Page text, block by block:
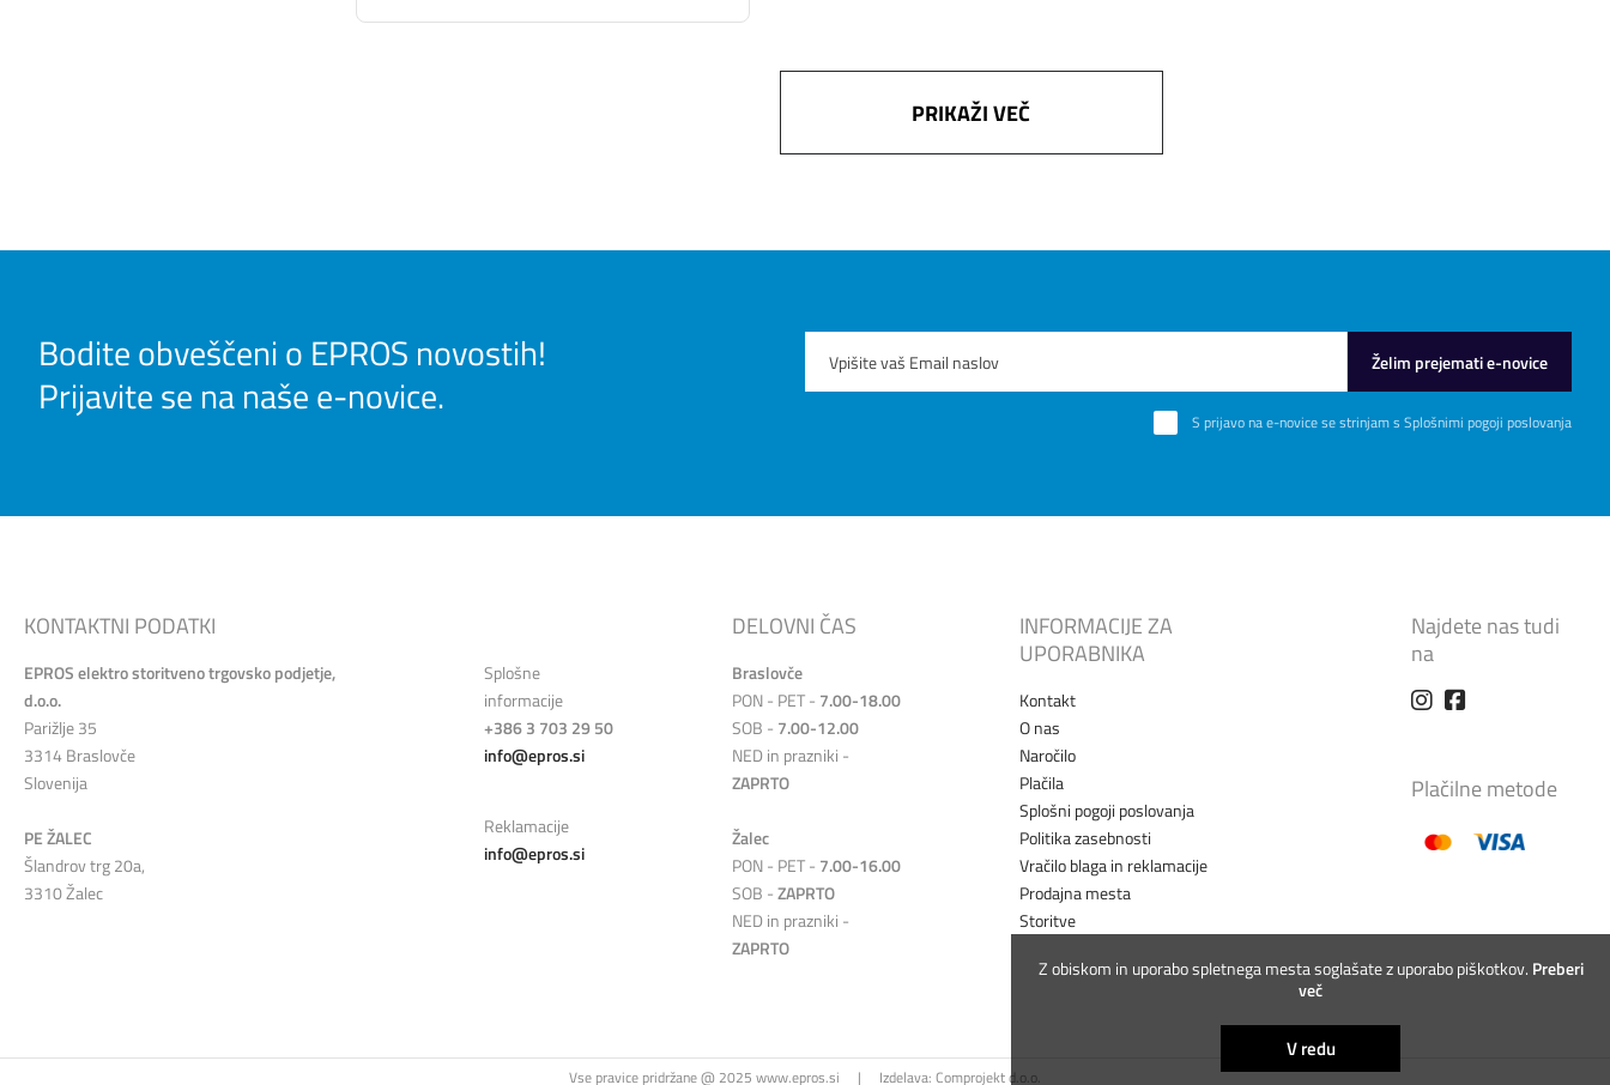
PRIKAŽI VEČ
Bodite obveščeni o EPROS novostih!
Prijavite se na naše e-novice.
Želim prejemati e-novice
S prijavo na e-novice se strinjam s Splošnimi pogoji poslovanja
KONTAKTNI PODATKI
EPROS elektro storitveno trgovsko podjetje,
d.o.o.
Parižlje 35
3314 Braslovče
Slovenija
PE ŽALEC
Šlandrov trg 20a,
3310 Žalec
Splošne
informacije
+386 3 703 29 50
info@epros.si
Reklamacije
info@epros.si
DELOVNI ČAS
Braslovče
PON - PET - 7.00-18.00
SOB - 7.00-12.00
NED in prazniki -
ZAPRTO
Žalec
PON - PET - 7.00-16.00
SOB -ZAPRTO
NED in prazniki -
ZAPRTO
INFORMACIJE ZA
UPORABNIKA
Kontakt
O nas
Naročilo
Plačila
Splošni pogoji poslovanja
Politika zasebnosti
Vračilo blaga in reklamacije
Prodajna mesta
Storitve
Najdete nas tudi
na
Plačilne metode
Vse pravice pridržane @ 2025 www.epros.si | Izdelava: Comprojekt d.o.o.
Z obiskom in uporabo spletnega mesta soglašate z uporabo piškotkov. Preberi
več
V redu